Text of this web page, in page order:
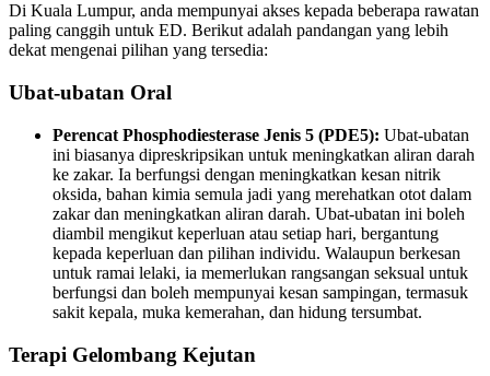
Di Kuala Lumpur, anda mempunyai akses kepada beberapa rawatan
paling canggih untuk ED. Berikut adalah pandangan yang lebih
dekat mengenai pilihan yang tersedia:
Ubat-ubatan Oral
Perencat Phosphodiesterase Jenis 5 (PDE5): Ubat-ubatan
ini biasanya dipreskripsikan untuk meningkatkan aliran darah
ke zakar. Ia berfungsi dengan meningkatkan kesan nitrik
oksida, bahan kimia semula jadi yang merehatkan otot dalam
zakar dan meningkatkan aliran darah. Ubat-ubatan ini boleh
diambil mengikut keperluan atau setiap hari, bergantung
kepada keperluan dan pilihan individu. Walaupun berkesan
untuk ramai lelaki, ia memerlukan rangsangan seksual untuk
berfungsi dan boleh mempunyai kesan sampingan, termasuk
sakit kepala, muka kemerahan, dan hidung tersumbat.
Terapi Gelombang Kejutan